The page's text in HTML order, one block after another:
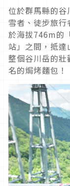
位於群馬縣的
雪者、徒步旅
於海拔746m的
站」之間，抵
整個谷川岳的
名的焗烤麵包！